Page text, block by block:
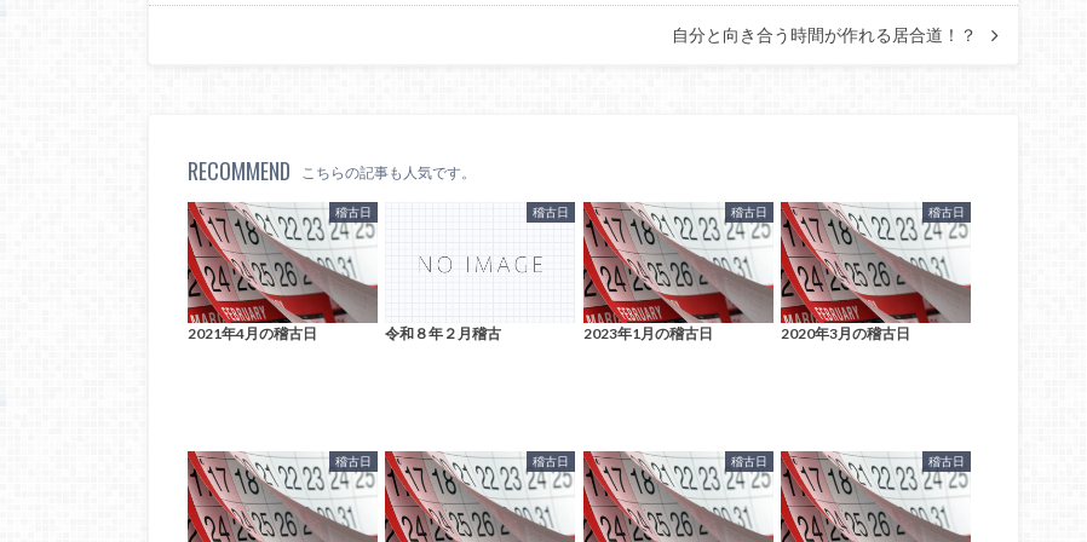
自分と向き合う時間が作れる居合道！？
RECOMMEND こちらの記事も人気です。
稽古日
2021年4月の稽古日
稽古日
令和８年２月稽古
稽古日
2023年1月の稽古日
稽古日
2020年3月の稽古日
稽古日 稽古日 稽古日 稽古日